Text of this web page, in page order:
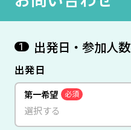
1 出発日・参加人数
出発日
第一希望 必須